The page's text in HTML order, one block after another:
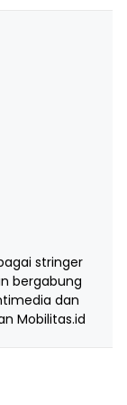
stringer
bergabung
dan
Mobilitas.id